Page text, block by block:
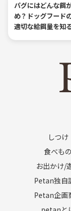
パグにはどんな餌
め？ドッグフード
適切な給餌量を知
しつけ
食べもの
お出かけ/
Petan独自
Petan企画